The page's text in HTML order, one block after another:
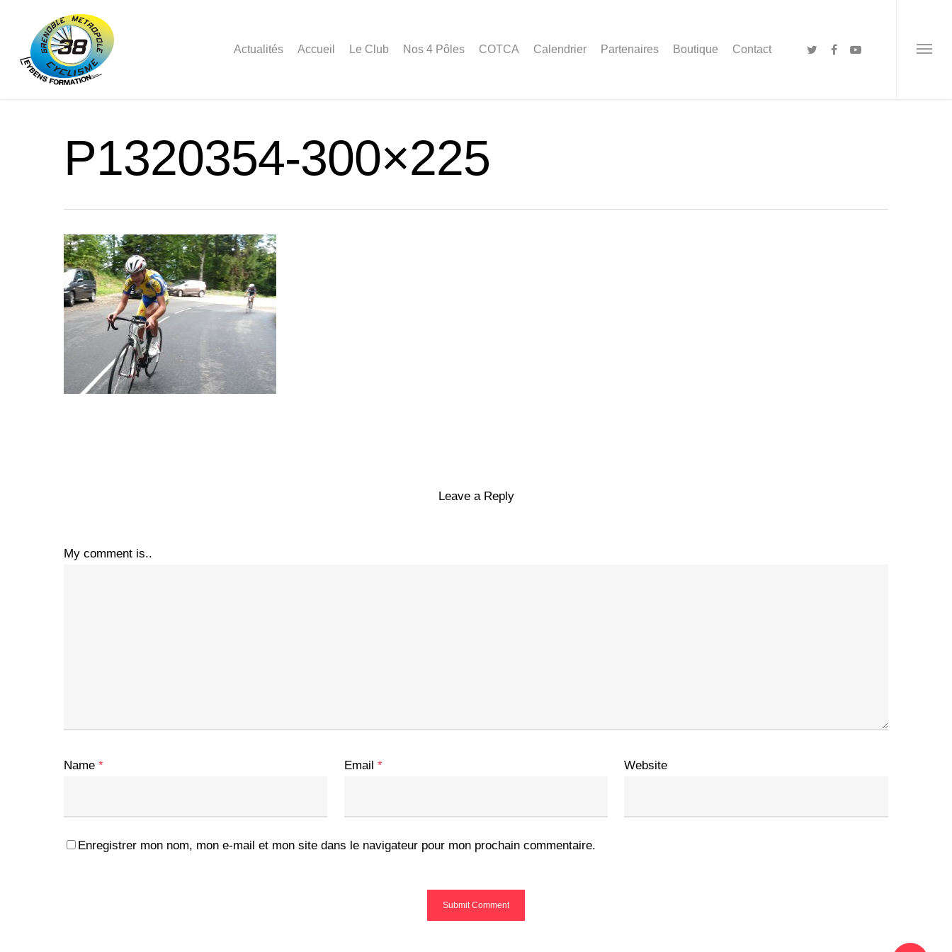
Actualités Accueil Le Club Nos 4 Pôles COTCA Calendrier Partenaires Boutique Contact
P1320354-300×225
Leave a Reply
My comment is..
Name * Email * Website
Enregistrer mon nom, mon e-mail et mon site dans le navigateur pour mon prochain commentaire.